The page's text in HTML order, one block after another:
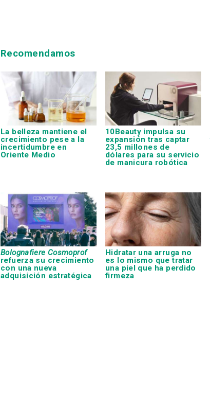
Recomendamos
La belleza mantiene el
crecimiento pese a la
incertidumbre en
Oriente Medio
10Beauty impulsa su
expansión tras captar
23,5 millones de
dólares para su servicio
de manicura robótica
Bolognafiere Cosmoprof
refuerza su crecimiento
con una nueva
adquisición estratégica
Hidratar una arruga no
es lo mismo que tratar
una piel que ha perdido
firmeza